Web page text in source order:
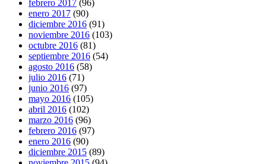
febrero 2017 (96)
enero 2017 (90)
diciembre 2016 (91)
noviembre 2016 (103)
octubre 2016 (81)
septiembre 2016 (54)
agosto 2016 (58)
julio 2016 (71)
junio 2016 (97)
mayo 2016 (105)
abril 2016 (102)
marzo 2016 (96)
febrero 2016 (97)
enero 2016 (90)
diciembre 2015 (89)